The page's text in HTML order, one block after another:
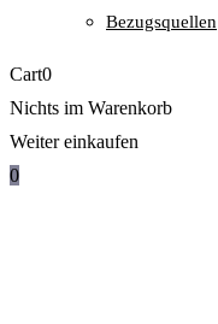
Bezugsquellen
Cart0
Nichts im Warenkorb
Weiter einkaufen
0